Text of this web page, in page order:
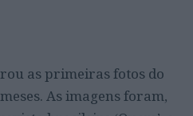
as primeiras fotos do
As imagens foram,